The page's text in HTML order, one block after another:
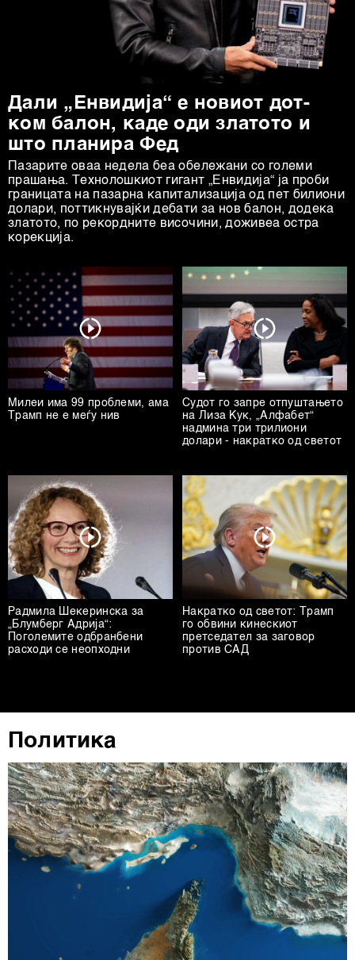
Дали „Енвидија“ е новиот дот-
ком балон, каде оди златото и
што планира Фед
Пазарите оваа недела беа обележани со големи
прашања. Технолошкиот гигант „Енвидија“ ја проби
границата на пазарна капитализација од пет билиони
долари, поттикнувајќи дебати за нов балон, додека
златото, по рекордните височини, доживеа остра
корекција.
Милеи има 99 проблеми, ама
Трамп не е меѓу нив
Судот го запре отпуштањето
на Лиза Кук, „Алфабет“
надмина три трилиони
долари - накратко од светот
Радмила Шекеринска за
„Блумберг Адрија“:
Поголемите одбранбени
расходи се неопходни
Накратко од светот: Трамп
го обвини кинескиот
претседател за заговор
против САД
Политика